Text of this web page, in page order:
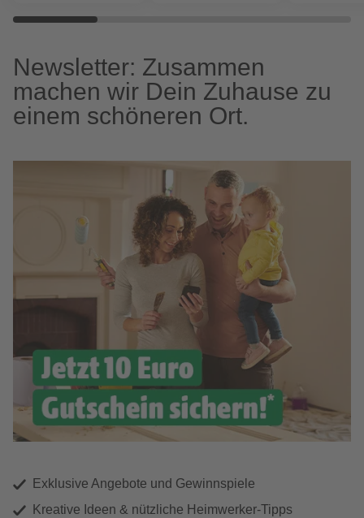
Newsletter: Zusammen
machen wir Dein Zuhause zu
einem schöneren Ort.
Exklusive Angebote und Gewinnspiele
Kreative Ideen & nützliche Heimwerker-Tipps